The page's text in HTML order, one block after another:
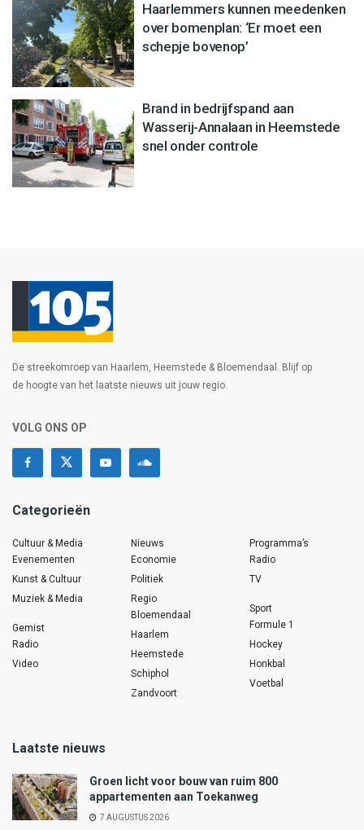
Haarlemmers kunnen meedenken
over bomenplan: ‘Er moet een
schepje bovenop’
Brand in bedrijfspand aan
Wasserij-Annalaan in Heemstede
snel onder controle
De streekomroep van Haarlem, Heemstede & Bloemendaal. Blijf op
de hoogte van het laatste nieuws uit jouw regio.
VOLG ONS OP
Categorieën
Cultuur & Media
Evenementen
Kunst & Cultuur
Muziek & Media
Gemist
Radio
Video
Nieuws
Economie
Politiek
Regio
Bloemendaal
Haarlem
Heemstede
Schiphol
Zandvoort
Programma’s
Radio
TV
Sport
Formule 1
Hockey
Honkbal
Voetbal
Laatste nieuws
Groen licht voor bouw van ruim 800
appartementen aan Toekanweg
7 AUGUSTUS 2026